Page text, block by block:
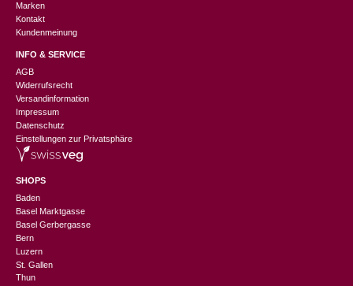
Marken
Kontakt
Kundenmeinung
INFO & SERVICE
AGB
Widerrufsrecht
Versandinformation
Impressum
Datenschutz
Einstellungen zur Privatsphäre
SHOPS
Baden
Basel Marktgasse
Basel Gerbergasse
Bern
Luzern
St. Gallen
Thun